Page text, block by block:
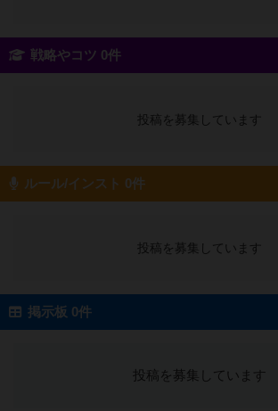
戦略やコツ 0件
投稿を募集しています
ルール/インスト 0件
投稿を募集しています
掲示板 0件
投稿を募集しています